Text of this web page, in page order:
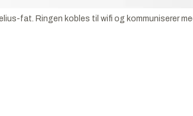
fat. Ringen kobles til wifi og kommuniserer